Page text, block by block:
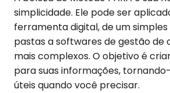
simplicidade. Ele pode ser
ferramenta digital, de um
pastas a softwares de gestão de
mais complexos. O objetivo é
para suas informações,
úteis quando você precisar.